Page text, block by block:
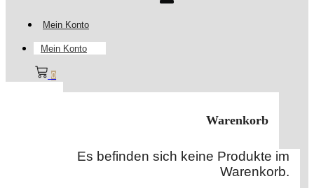
Mein Konto
Mein Konto
0
Warenkorb
Es befinden sich keine Produkte im
Warenkorb.